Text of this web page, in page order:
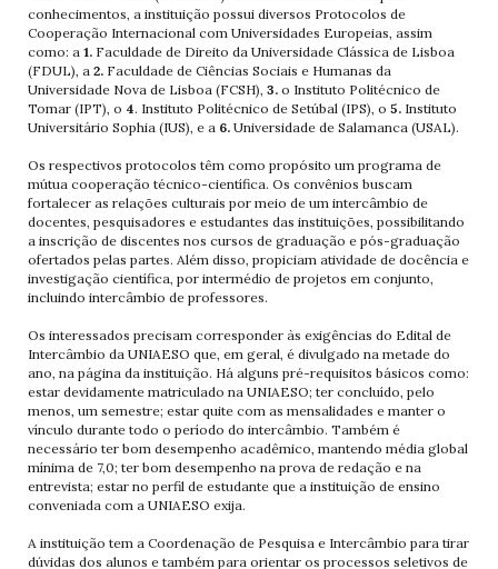
conhecimentos, a instituição possui diversos Protocolos de
Cooperação Internacional com Universidades Europeias, assim
como: a 1. Faculdade de Direito da Universidade Clássica de Lisboa
(FDUL), a 2. Faculdade de Ciências Sociais e Humanas da
Universidade Nova de Lisboa (FCSH), 3. o Instituto Politécnico de
Tomar (IPT), o 4. Instituto Politécnico de Setúbal (IPS), o 5. Instituto
Universitário Sophia (IUS), e a 6. Universidade de Salamanca (USAL).
Os respectivos protocolos têm como propósito um programa de
mútua cooperação técnico-científica. Os convênios buscam
fortalecer as relações culturais por meio de um intercâmbio de
docentes, pesquisadores e estudantes das instituições, possibilitando
a inscrição de discentes nos cursos de graduação e pós-graduação
ofertados pelas partes. Além disso, propiciam atividade de docência e
investigação científica, por intermédio de projetos em conjunto,
incluindo intercâmbio de professores.
Os interessados precisam corresponder às exigências do Edital de
Intercâmbio da UNIAESO que, em geral, é divulgado na metade do
ano, na página da instituição. Há alguns pré-requisitos básicos como:
estar devidamente matriculado na UNIAESO; ter concluído, pelo
menos, um semestre; estar quite com as mensalidades e manter o
vínculo durante todo o período do intercâmbio. Também é
necessário ter bom desempenho acadêmico, mantendo média global
mínima de 7,0; ter bom desempenho na prova de redação e na
entrevista; estar no perfil de estudante que a instituição de ensino
conveniada com a UNIAESO exija.
A instituição tem a Coordenação de Pesquisa e Intercâmbio para tirar
dúvidas dos alunos e também para orientar os processos seletivos de